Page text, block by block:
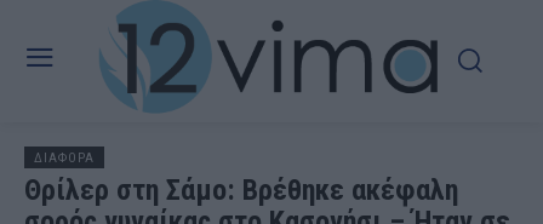
ΔΙΑΦΟΡΑ
Θρίλερ στη Σάμο: Βρέθηκε ακέφαλη